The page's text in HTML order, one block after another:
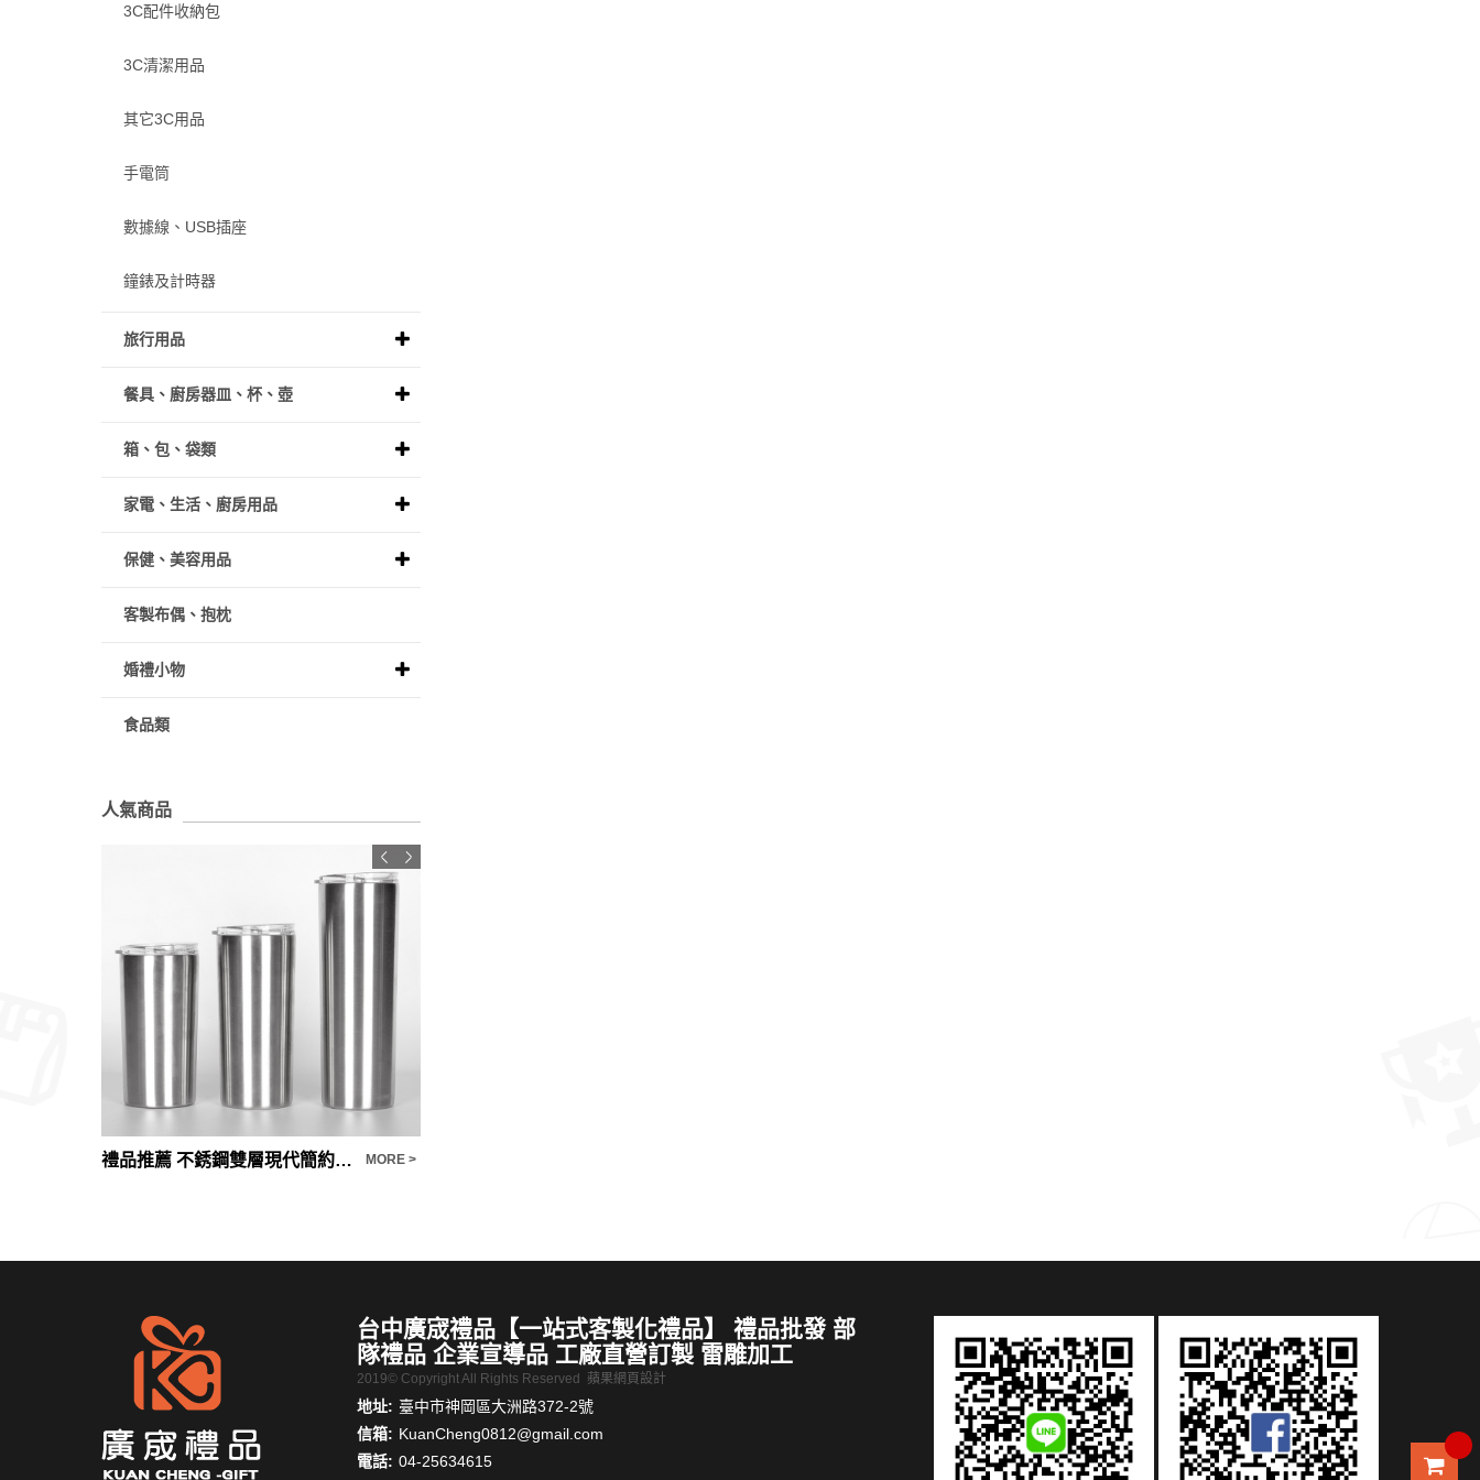
3C配件收納包
3C清潔用品
其它3C用品
手電筒
數據線、USB插座
鐘錶及計時器
旅行用品
餐具、廚房器皿、杯、壺
箱、包、袋類
家電、生活、廚房用品
保健、美容用品
客製布偶、抱枕
婚禮小物
食品類
人氣商品
禮品推薦 不銹鋼雙層現代簡約直身保溫杯 MORE >
台中廣宬禮品【一站式客製化禮品】 禮品批發 部
隊禮品 企業宣導品 工廠直營訂製 雷雕加工
2019© Copyright All Rights Reserved 蘋果網頁設計
地址: 臺中市神岡區大洲路372-2號
信箱: KuanCheng0812@gmail.com
電話: 04-25634615